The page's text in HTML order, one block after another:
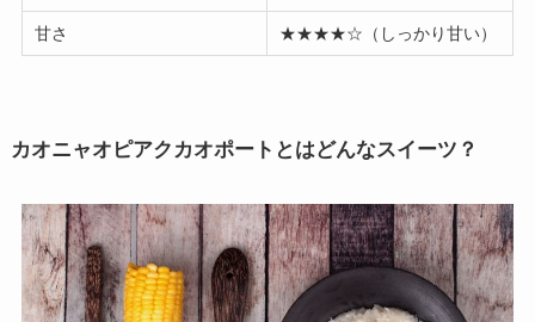
甘さ ★★★★☆（しっかり甘い）
カオニャオピアクカオポートとはどんなスイーツ？